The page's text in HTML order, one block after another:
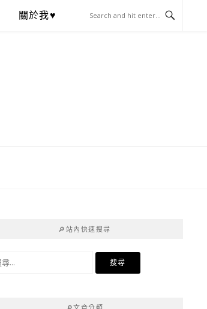
關於我♥
🔎站內快速搜尋